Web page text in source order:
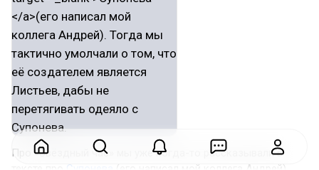
Про «Звёздный час» мы уже когда-то рассказывали в